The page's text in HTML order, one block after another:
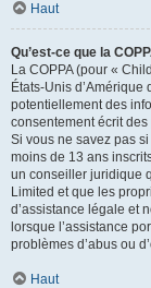
Haut
Qu’est-ce que la
La COPPA (pour «
États-Unis
potentiellement des
consentement écrit
Si vous ne savez pas
moins de 13 ans
un conseiller juridique
Limited et que les
d’assistance légale et
lorsque l’assistance
problèmes d’abus ou
Haut